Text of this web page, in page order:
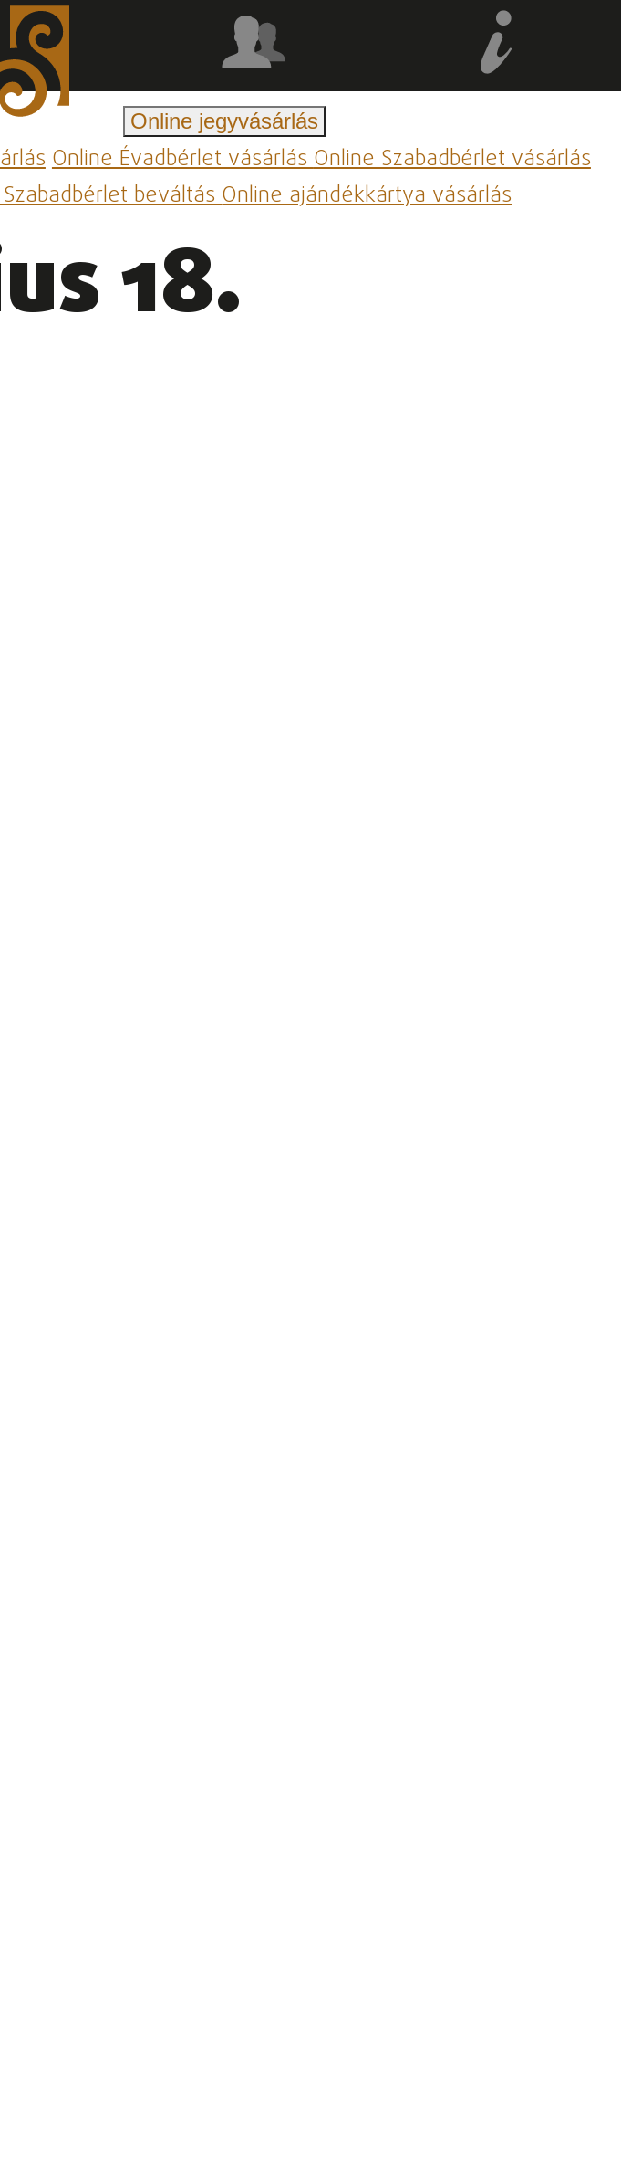
Online jegyvásárlás
Online Évadbérlet vásárlásOnline Szabadbérlet vásárlás
beváltásOnline ajándékkártya vásárlás
18.